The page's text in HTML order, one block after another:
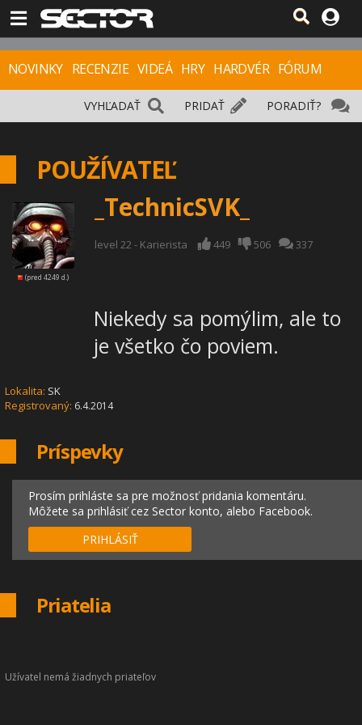
NOVINKY RECENZIE VIDEÁ HRY HARDVÉR FÓRUM
PORADIŤ?
PRIDAŤ
VYHĽADAŤ
POUŽÍVATEĽ
(pred 4249 d.)
_TechnicSVK_
level 22 - Karierista 449 506 337
Niekedy sa pomýlim, ale to
je všetko čo poviem.
Lokalita: SK
Registrovaný: 6.4.2014
Príspevky
Prosím prihláste sa pre možnosť pridania komentáru.
Môžete sa prihlásiť cez Sector konto, alebo Facebook.
PRIHLÁSIŤ
Priatelia
Užívatel nemá žiadnych priateľov